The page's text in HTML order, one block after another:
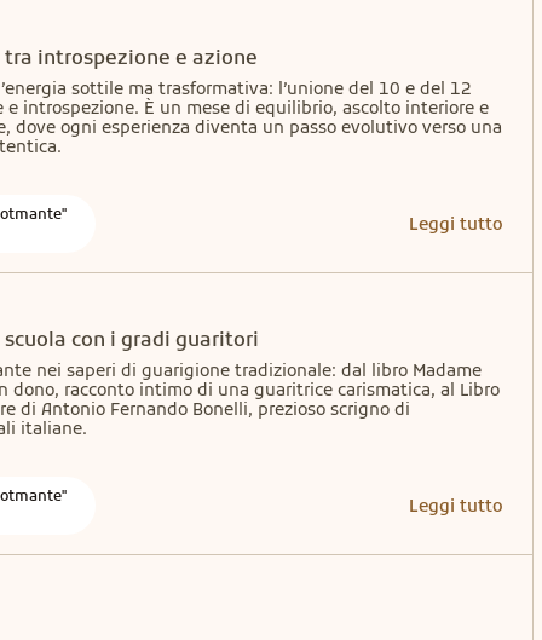
introspezione e azione
sottile ma trasformativa: l’unione del 10 e del 12
e introspezione. È un mese di equilibrio, ascolto interiore e
dove ogni esperienza diventa un passo evolutivo verso una
Leggi tutto
con i gradi guaritori
nei saperi di guarigione tradizionale: dal libro Madame
dono, racconto intimo di una guaritrice carismatica, al Libro
di Antonio Fernando Bonelli, prezioso scrigno di
italiane.
Leggi tutto